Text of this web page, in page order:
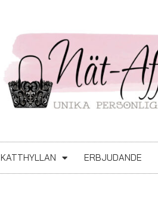
KATTHYLLAN ERBJUDANDE